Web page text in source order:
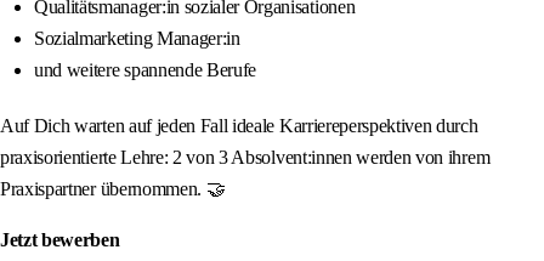
Qualitätsmanager:in sozialer Organisationen
Sozialmarketing Manager:in
und weitere spannende Berufe
Auf Dich warten auf jeden Fall ideale Karriereperspektiven durch
praxisorientierte Lehre: 2 von 3 Absolvent:innen werden von ihrem
Praxispartner übernommen. 🤝
Jetzt bewerben